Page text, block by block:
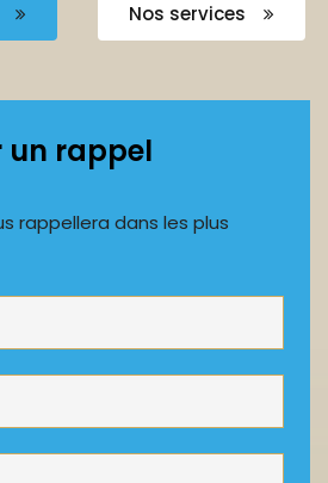
Nos services
un rappel
rappellera dans les plus